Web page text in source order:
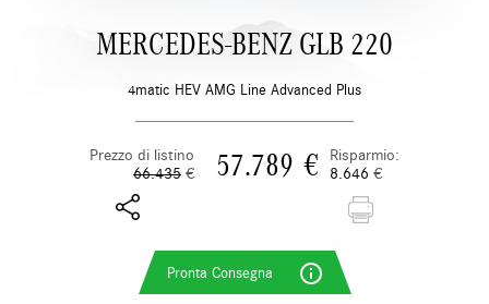
MERCEDES-BENZ GLB 220
4matic HEV AMG Line Advanced Plus
Prezzo di listino
66.435 € 57.789 €
Risparmio:
8.646 €
info_outline